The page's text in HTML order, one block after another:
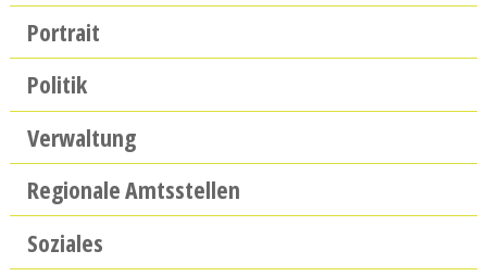
Hauptnavigation
Portrait
Politik
Verwaltung
Regionale Amtsstellen
Soziales